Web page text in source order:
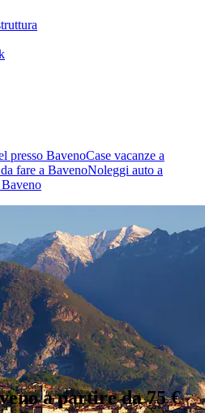
presso BavenoCase vacanze a
fare a BavenoNoleggi auto a
a partire da 75 €